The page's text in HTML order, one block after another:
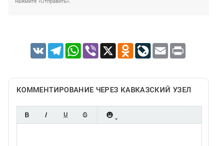
VK TelegramWhatsApp
Viber X Odnoklassniki
LiveJournal
Email Print
КОММЕНТИРОВАНИЕ ЧЕРЕЗ КАВКАЗСКИЙ УЗЕЛ